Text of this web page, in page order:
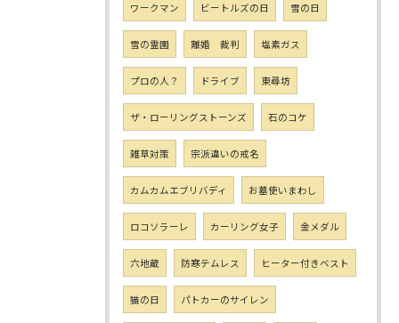
ワークマン ビートルズの日 雪の日
雪の霊園 離婚 裁判 塩素ガス
プロの人？ ドライブ 東尋坊
ザ・ローリングストーンズ 石のコケ
雑草対策 宗派違いの戒名
カムカムエブリバディ お墓使いまわし
ロコソラーレ カーリング女子 金メダル
六地蔵 防寒テムレス ヒーター付きベスト
猫の日 パトカーのサイレン